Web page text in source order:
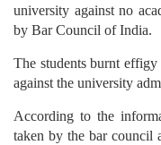
university against no
by Bar Council of India.
The students burnt
against the university
According to the
taken by the bar council